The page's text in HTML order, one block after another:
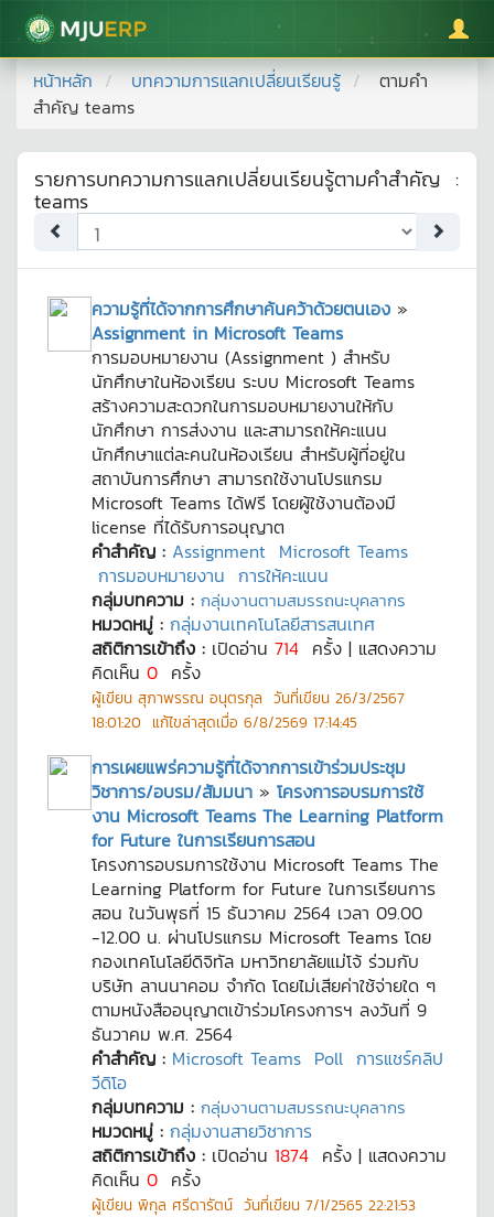
มหาวิทยาลัยแม่โจ้
หน้าหลัก บทความการแลกเปลี่ยนเรียนรู้
ตามคำ
สำคัญ teams
รายการบทความการแลกเปลี่ยนเรียนรู้ตามคำสำคัญ :
teams
ความรู้ที่ได้จากการศึกษาค้นคว้าด้วยตนเอง »
Assignment in Microsoft Teams
การมอบหมายงาน (Assignment ) สำหรับ
นักศึกษาในห้องเรียน ระบบ Microsoft Teams
สร้างความสะดวกในการมอบหมายงานให้กับ
นักศึกษา การส่งงาน และสามารถให้คะแนน
นักศึกษาแต่ละคนในห้องเรียน สำหรับผู้ที่อยู่ใน
สถาบันการศึกษา สามารถใช้งานโปรแกรม
Microsoft Teams ได้ฟรี โดยผู้ใช้งานต้องมี
license ที่ได้รับการอนุญาต
คำสำคัญ : Assignment Microsoft Teams
การมอบหมายงาน การให้คะแนน
กลุ่มบทความ : กลุ่มงานตามสมรรถนะบุคลากร
หมวดหมู่ : กลุ่มงานเทคโนโลยีสารสนเทศ
สถิติการเข้าถึง : เปิดอ่าน 714 ครั้ง | แสดงความ
คิดเห็น 0 ครั้ง
ผู้เขียน สุภาพรรณ อนุตรกุล วันที่เขียน 26/3/2567
18:01:20 แก้ไขล่าสุดเมื่อ 6/8/2569 17:14:45
การเผยแพร่ความรู้ที่ได้จากการเข้าร่วมประชุม
วิชาการ/อบรม/สัมมนา » โครงการอบรมการใช้
งาน Microsoft Teams The Learning Platform
for Future ในการเรียนการสอน
โครงการอบรมการใช้งาน Microsoft Teams The
Learning Platform for Future ในการเรียนการ
สอน ในวันพุธที่ 15 ธันวาคม 2564 เวลา 09.00
-12.00 น. ผ่านโปรแกรม Microsoft Teams โดย
กองเทคโนโลยีดิจิทัล มหาวิทยาลัยแม่โจ้ ร่วมกับ
บริษัท ลานนาคอม จำกัด โดยไม่เสียค่าใช้จ่ายใด ๆ
ตามหนังสืออนุญาตเข้าร่วมโครงการฯ ลงวันที่ 9
ธันวาคม พ.ศ. 2564
คำสำคัญ : Microsoft Teams Poll การแชร์คลิป
วีดิโอ
กลุ่มบทความ : กลุ่มงานตามสมรรถนะบุคลากร
หมวดหมู่ : กลุ่มงานสายวิชาการ
สถิติการเข้าถึง : เปิดอ่าน 1874 ครั้ง | แสดงความ
คิดเห็น 0 ครั้ง
ผู้เขียน พิกุล ศรีดารัตน์ วันที่เขียน 7/1/2565 22:21:53